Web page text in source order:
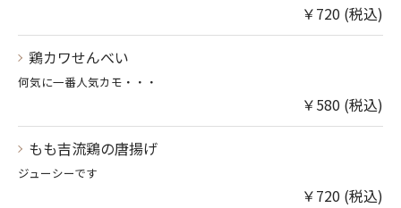
￥720 (税込)
鶏カワせんべい
何気に一番人気カモ・・・
￥580 (税込)
もも吉流鶏の唐揚げ
ジューシーです
￥720 (税込)